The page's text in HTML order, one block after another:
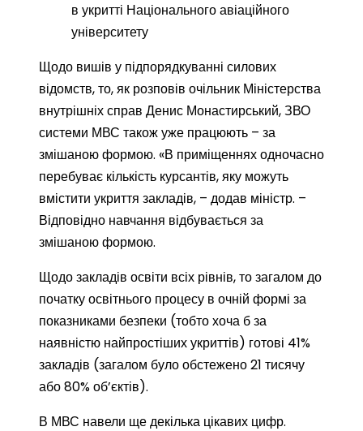
в укритті Національного авіаційного
університету
Щодо вишів у підпорядкуванні силових
відомств, то, як розповів очільник Міністерства
внутрішніх справ Денис Монастирський, ЗВО
системи МВС також уже працюють – за
змішаною формою. «В приміщеннях одночасно
перебуває кількість курсантів, яку можуть
вмістити укриття закладів, – додав міністр. –
Відповідно навчання відбувається за
змішаною формою.
Щодо закладів освіти всіх рівнів, то загалом до
початку освітнього процесу в очній формі за
показниками безпеки (тобто хоча б за
наявністю найпростіших укриттів) готові 41%
закладів (загалом було обстежено 21 тисячу
або 80% об’єктів).
В МВС навели ще декілька цікавих цифр.